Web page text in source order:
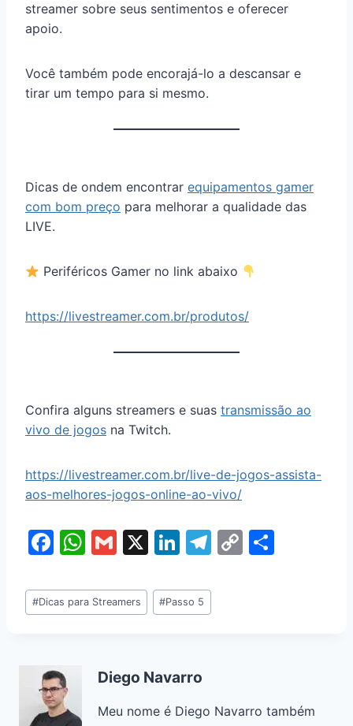
streamer sobre seus sentimentos e oferecer
apoio.
Você também pode encorajá-lo a descansar e
tirar um tempo para si mesmo.
Dicas de ondem encontrar equipamentos gamer
com bom preço para melhorar a qualidade das
LIVE.
Periféricos Gamer no link abaixo
https://livestreamer.com.br/produtos/
Confira alguns streamers e suas transmissão ao
vivo de jogos na Twitch.
https://livestreamer.com.br/live-de-jogos-assista-
aos-melhores-jogos-online-ao-vivo/
F
c
e
o
o
k
W
at
s
p
G
ai
l
X
Li
k
e
n
T
C
#Dicas para Streamers #Passo 5
Diego Navarro
Meu nome é Diego Navarro também